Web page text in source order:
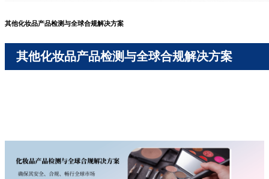
其他化妆品产品检测与全球合规解决方案
其他化妆品产品检测与全球合规解决方案